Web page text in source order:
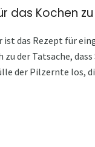
das Kochen
das Rezept für
der Tatsache,
der Pilzernte los,